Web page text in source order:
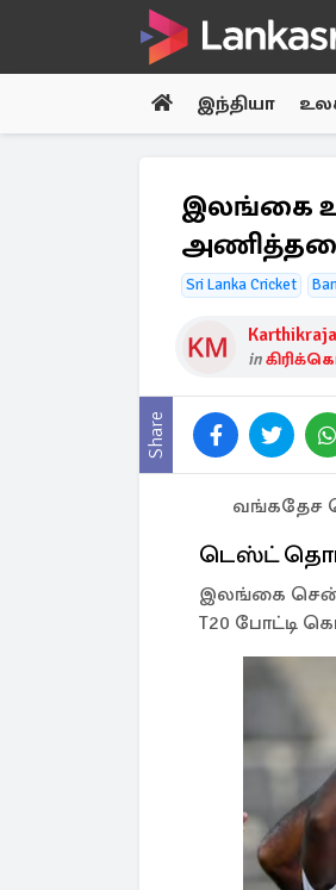
இந்தியா
இலங்கை
Sri Lanka Cricket
Karthikraja
in
Share
வங்கதேச
டெஸ்ட்
இலங்கை
T20 போட்டி